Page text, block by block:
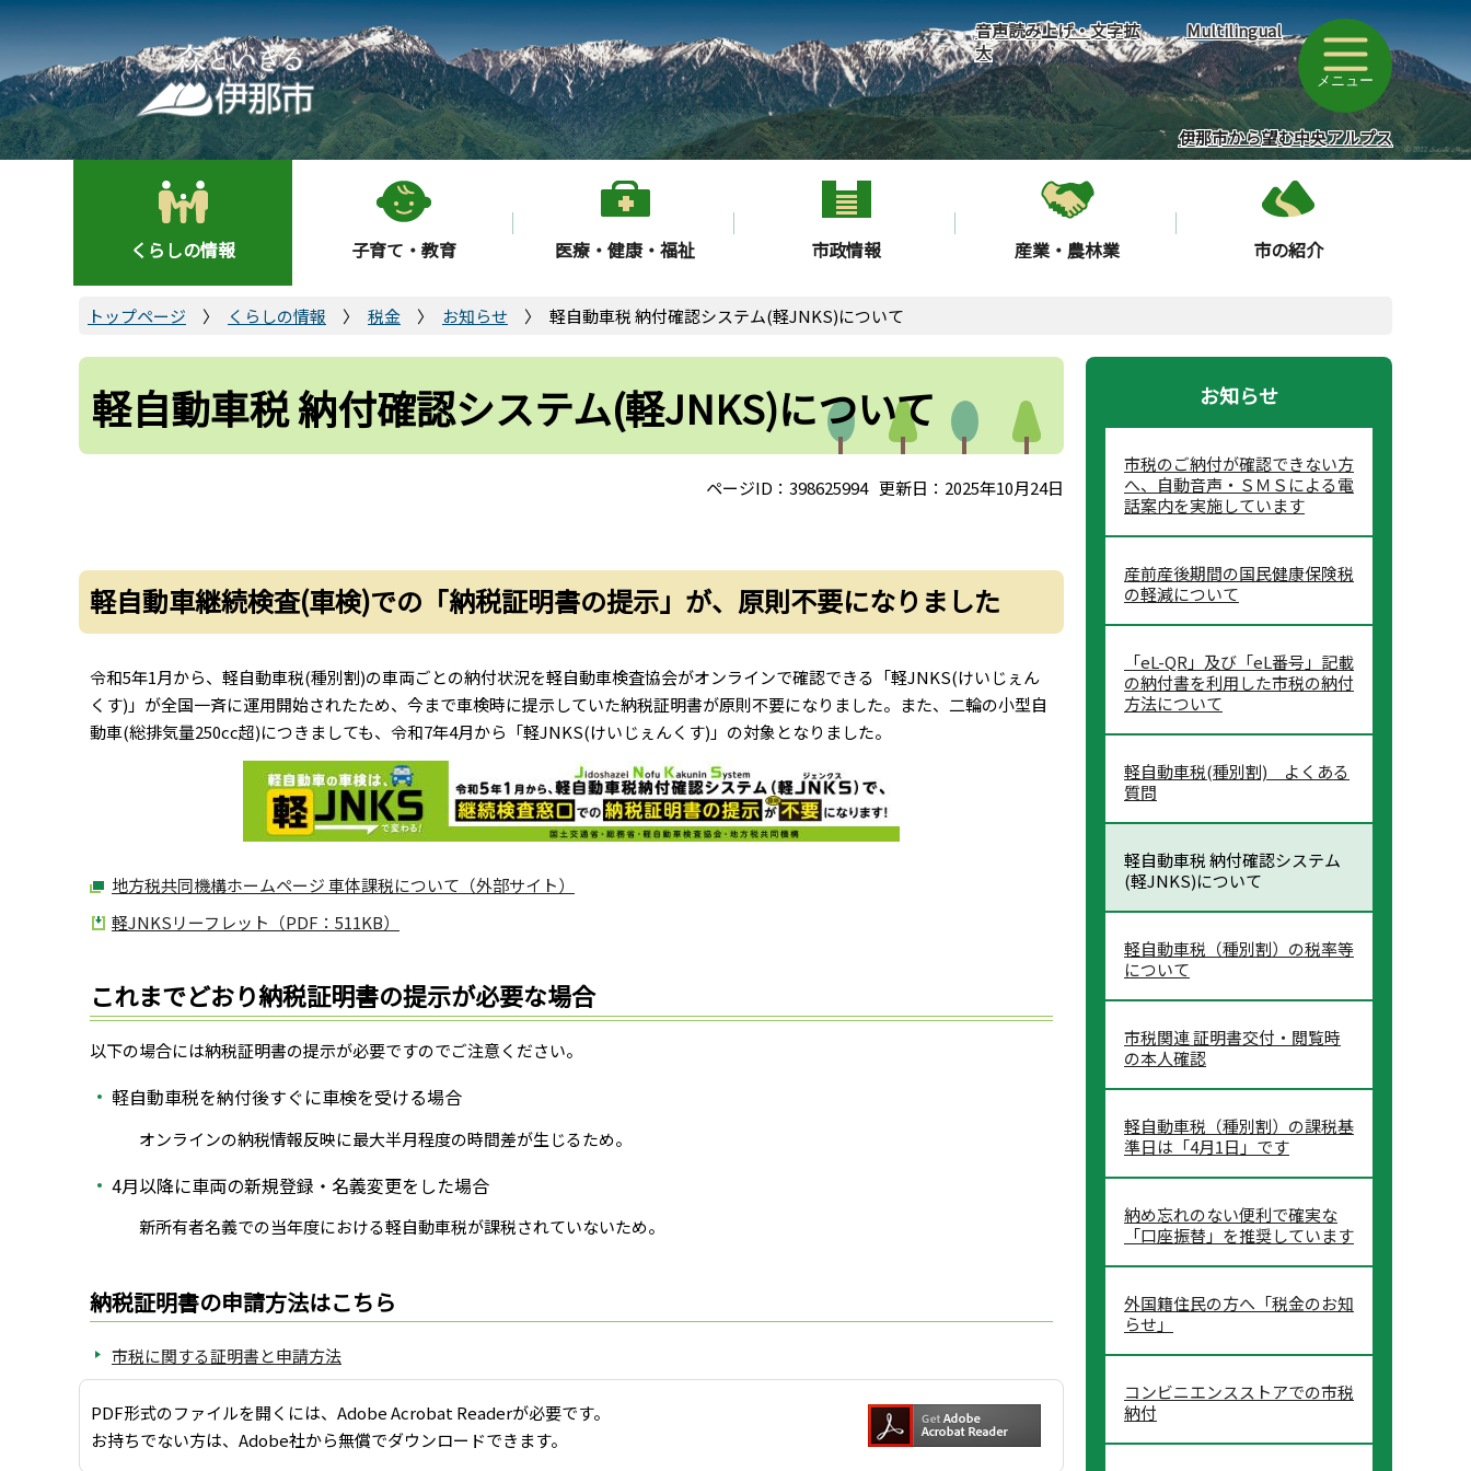
こ
の
ペ
ー
ジ
の
音声読み上げ・文字拡
大
Multilingual
メニュー
伊那市から望む中央アルプス
くらしの情報 子育て・教育 医療・健康・福祉 市政情報 産業・農林業 市の紹介
トップページ くらしの情報 税金 お知らせ 軽自動車税 納付確認システム(軽JNKS)について
軽自動車税 納付確認システム(軽JNKS)について
ページID：398625994 更新日：2025年10月24日
軽自動車継続検査(車検)での「納税証明書の提示」が、原則不要になりました
令和5年1月から、軽自動車税(種別割)の車両ごとの納付状況を軽自動車検査協会がオンラインで確認できる「軽JNKS(けいじぇん
くす)」が全国一斉に運用開始されたため、今まで車検時に提示していた納税証明書が原則不要になりました。また、二輪の小型自
動車(総排気量250cc超)につきましても、令和7年4月から「軽JNKS(けいじぇんくす)」の対象となりました。
地方税共同機構ホームページ 車体課税について（外部サイト）
軽JNKSリーフレット（PDF：511KB）
これまでどおり納税証明書の提示が必要な場合
以下の場合には納税証明書の提示が必要ですのでご注意ください。
軽自動車税を納付後すぐに車検を受ける場合
オンラインの納税情報反映に最大半月程度の時間差が生じるため。
4月以降に車両の新規登録・名義変更をした場合
新所有者名義での当年度における軽自動車税が課税されていないため。
納税証明書の申請方法はこちら
市税に関する証明書と申請方法
PDF形式のファイルを開くには、Adobe Acrobat Readerが必要です。
お持ちでない方は、Adobe社から無償でダウンロードできます。
お知らせ
市税のご納付が確認できない方
へ、自動音声・ＳＭＳによる電
話案内を実施しています
産前産後期間の国民健康保険税
の軽減について
「eL-QR」及び「eL番号」記載
の納付書を利用した市税の納付
方法について
軽自動車税(種別割) よくある
質問
軽自動車税 納付確認システム
(軽JNKS)について
軽自動車税（種別割）の税率等
について
市税関連 証明書交付・閲覧時
の本人確認
軽自動車税（種別割）の課税基
準日は「4月1日」です
納め忘れのない便利で確実な
「口座振替」を推奨しています
外国籍住民の方へ「税金のお知
らせ」
コンビニエンスストアでの市税
納付